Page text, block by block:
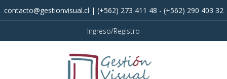
contacto@gestionvisual.cl | (+562) 273 411 48 - (+562) 290 403 32
Ingreso/Registro